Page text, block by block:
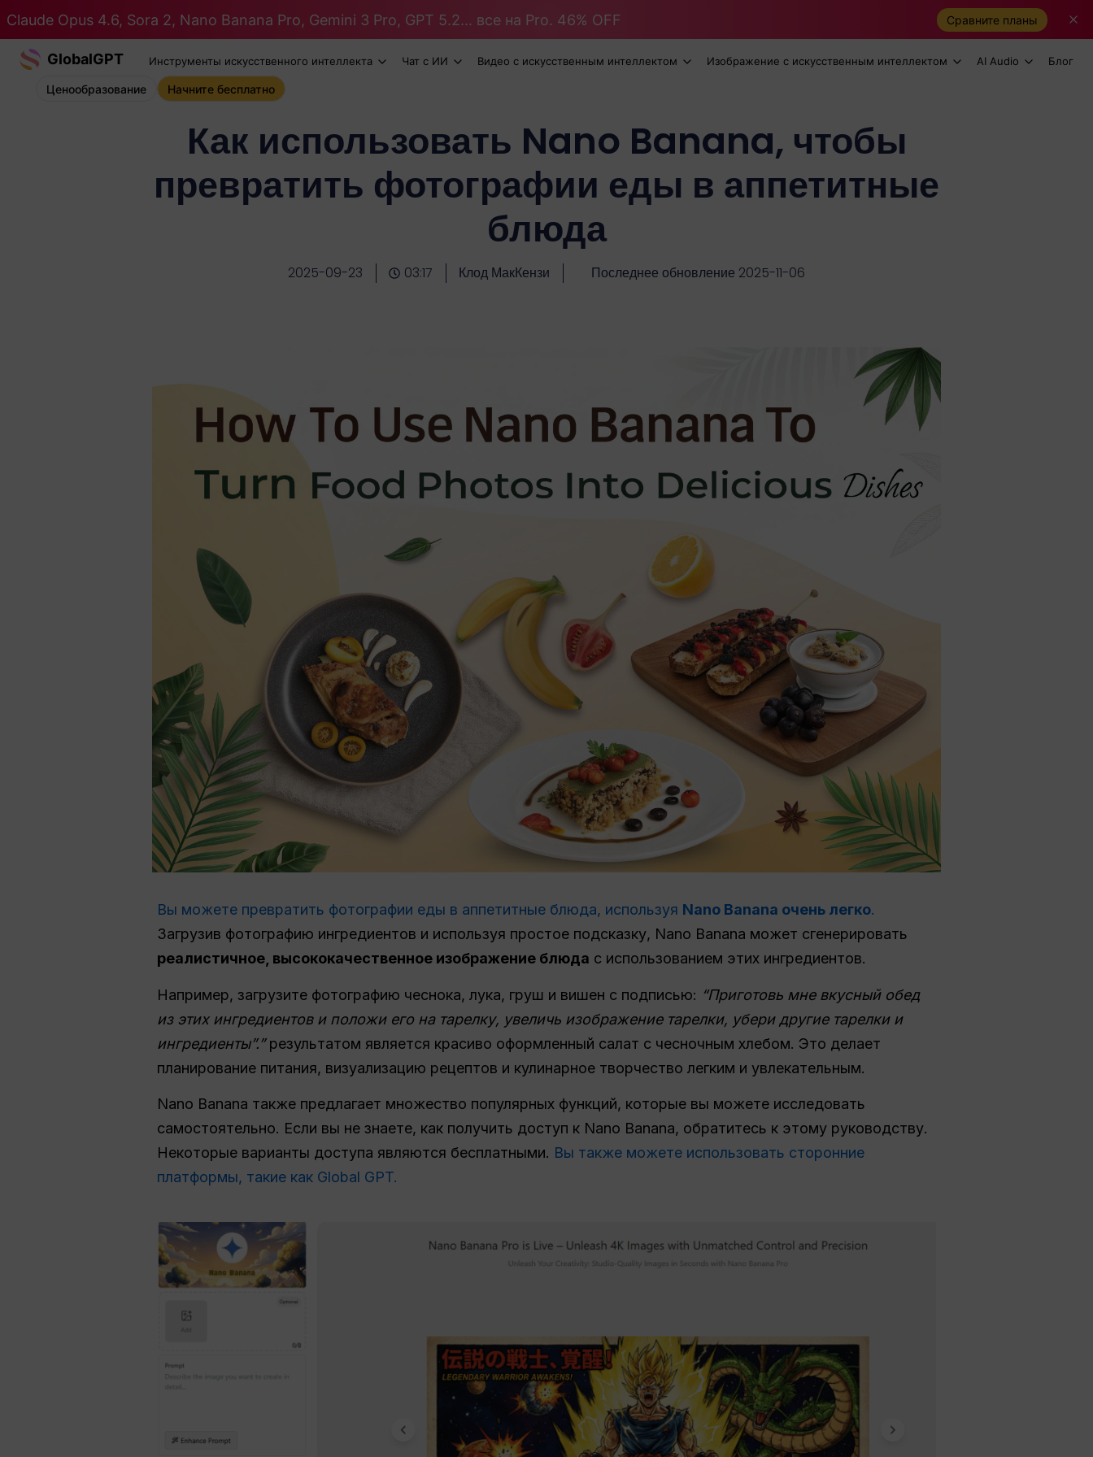
Claude Opus 4.6, Sora 2, Nano Banana Pro, Gemini 3 Pro, GPT 5.2... все на Pro. 46% OFF Сравните планы
GlobalGPT Инструменты искусственного интеллекта Чат с ИИ Видео с искусственным интеллектом Изображение с искусственным интеллектом AI Audio Блог
Ценообразование Начните бесплатно
Как использовать Nano Banana, чтобы
превратить фотографии еды в аппетитные
блюда
2025-09-23 03:17 Клод МакКензи Последнее обновление 2025-11-06
Вы можете превратить фотографии еды в аппетитные блюда, используя Nano Banana очень легко.
Загрузив фотографию ингредиентов и используя простое подсказку, Nano Banana может сгенерировать
реалистичное, высококачественное изображение блюда с использованием этих ингредиентов.
Например, загрузите фотографию чеснока, лука, груш и вишен с подписью: “Приготовь мне вкусный обед
из этих ингредиентов и положи его на тарелку, увеличь изображение тарелки, убери другие тарелки и
ингредиенты”.”результатом является красиво оформленный салат с чесночным хлебом. Это делает
планирование питания, визуализацию рецептов и кулинарное творчество легким и увлекательным.
Nano Banana также предлагает множество популярных функций, которые вы можете исследовать
самостоятельно. Если вы не знаете, как получить доступ к Nano Banana, обратитесь к этому руководству.
Некоторые варианты доступа являются бесплатными. Вы также можете использовать сторонние
платформы, такие как Global GPT.